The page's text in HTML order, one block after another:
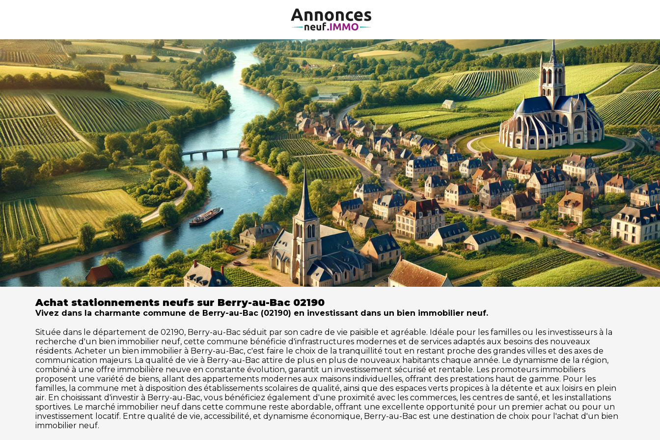
Achat stationnements neufs sur Berry-au-Bac 02190
Vivez dans la charmante commune de Berry-au-Bac (02190) en investissant dans un bien immobilier neuf.
Située dans le département de 02190, Berry-au-Bac séduit par son cadre de vie paisible et agréable. Idéale pour les familles ou les investisseurs à la
recherche d'un bien immobilier neuf, cette commune bénéficie d'infrastructures modernes et de services adaptés aux besoins des nouveaux
résidents. Acheter un bien immobilier à Berry-au-Bac, c'est faire le choix de la tranquillité tout en restant proche des grandes villes et des axes de
communication majeurs. La qualité de vie à Berry-au-Bac attire de plus en plus de nouveaux habitants chaque année. Le dynamisme de la région,
combiné à une offre immobilière neuve en constante évolution, garantit un investissement sécurisé et rentable. Les promoteurs immobiliers
proposent une variété de biens, allant des appartements modernes aux maisons individuelles, offrant des prestations haut de gamme. Pour les
familles, la commune met à disposition des établissements scolaires de qualité, ainsi que des espaces verts propices à la détente et aux loisirs en plein
air. En choisissant d'investir à Berry-au-Bac, vous bénéficiez également d'une proximité avec les commerces, les centres de santé, et les installations
sportives. Le marché immobilier neuf dans cette commune reste abordable, offrant une excellente opportunité pour un premier achat ou pour un
investissement locatif. Entre qualité de vie, accessibilité, et dynamisme économique, Berry-au-Bac est une destination de choix pour l'achat d'un bien
immobilier neuf.